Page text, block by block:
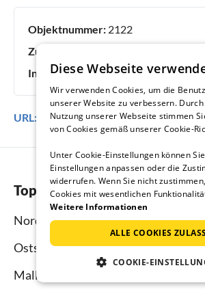
Objektnummer: 2122
Zuletzt aktualisiert:
Inserat online seit:22 Jahren
URL: https://
Top-Regionen
Nordsee
Ostsee
Mallorca
Diese Webseite
Wir verwenden Cookies, um die
unserer Website zu verbessern.
Nutzung unserer Webseite stimmen
von Cookies gemäß unserer Cookie-
Unter Cookie-Einstellungen können
Einstellungen anpassen oder die
widerrufen. Wenn Sie nicht
Cookies mit wesentlichen
Weitere Informationen
ALLE COOKIES
COOKIE-